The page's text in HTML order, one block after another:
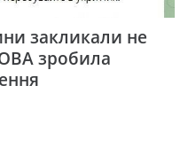
закликали не
зробила